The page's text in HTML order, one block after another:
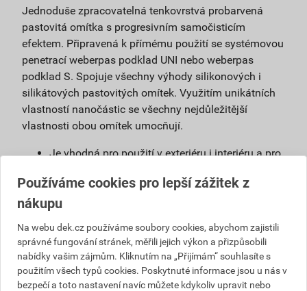
Jednoduše zpracovatelná tenkovrstvá probarvená
pastovitá omítka s progresivním samočisticím
efektem. Připravená k přímému použití se systémovou
penetrací weberpas podklad UNI nebo weberpas
podklad S. Spojuje všechny výhody silikonových i
silikátových pastovitých omítek. Využitím unikátních
vlastností nanočástic se všechny nejdůležitější
vlastnosti obou omítek umocňují.
Je vhodná pro použití v exteriéru i interiéru a pro
na vlhké zdivo.
Použitím samočisticí omítky weberpas
fasády a podstatně snižují náklady na její
údržbu.
Díky velmi malému podílu organických částic
obsažených v omítce, vzniká na povrchu omítky
Používáme cookies pro lepší zážitek z
nákupu
Na webu dek.cz používáme soubory cookies, abychom zajistili
správné fungování stránek, měřili jejich výkon a přizpůsobili
nabídky vašim zájmům. Kliknutím na „Přijímám“ souhlasíte s
použitím všech typů cookies. Poskytnuté informace jsou u nás v
bezpečí a toto nastavení navíc můžete kdykoliv upravit nebo